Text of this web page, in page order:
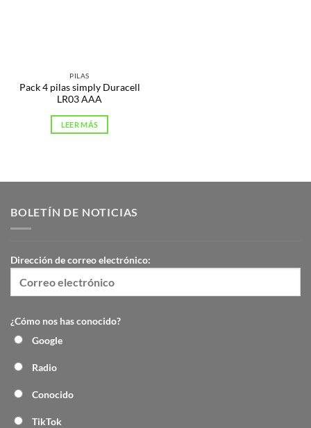
PILAS
Pack 4 pilas simply Duracell
LR03 AAA
LEER MÁS
BOLETÍN DE NOTICIAS
Dirección de correo electrónico:
¿Cómo nos has conocido?
Google
Radio
Conocido
TikTok